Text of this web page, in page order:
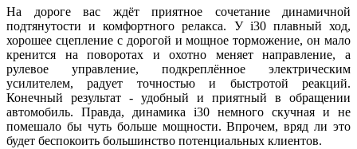
На дороге вас ждёт приятное сочетание динамичной
подтянутости и комфортного релакса. У i30 плавный ход,
хорошее сцепление с дорогой и мощное торможение, он мало
кренится на поворотах и охотно меняет направление, а
рулевое управление, подкреплённое электрическим
усилителем, радует точностью и быстротой реакций.
Конечный результат - удобный и приятный в обращении
автомобиль. Правда, динамика i30 немного скучная и не
помешало бы чуть больше мощности. Впрочем, вряд ли это
будет беспокоить большинство потенциальных клиентов.